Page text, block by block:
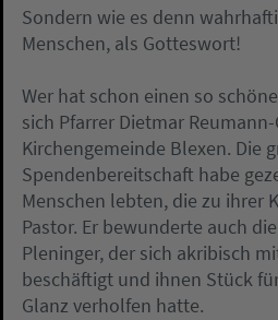
Sondern wie es denn
Menschen, als Gotteswort!
Wer hat schon einen so
sich Pfarrer Dietmar
Kirchengemeinde Blexen. Die
Spendenbereitschaft habe
Menschen lebten, die zu ihrer
Pastor. Er bewunderte auch
Pleninger, der sich akribisch
beschäftigt und ihnen Stück
Glanz verholfen hatte.